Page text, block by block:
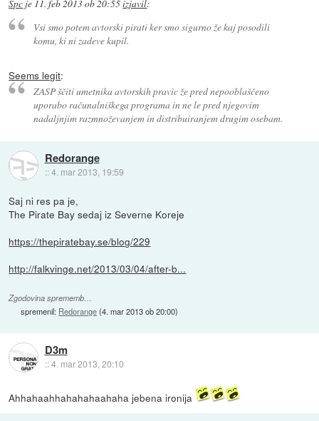
Spc je 11. feb 2013 ob 20:55izjavil:
Vsi smo potem avtorski pirati ker smo sigurno že kaj posodili
komu, ki ni zadeve kupil.
Seems legit:
ZASP ščiti umetnika avtorskih pravic že pred nepooblaščeno
uporabo računalniškega programa in ne le pred njegovim
nadaljnjim razmnoževanjem in distribuiranjem drugim osebam.
Redorange
::4. mar 2013, 19:59
Saj ni res pa je,
The Pirate Bay sedaj iz Severne Koreje
https://thepiratebay.se/blog/229
http://falkvinge.net/2013/03/04/after-b...
Zgodovina sprememb…
spremenil: Redorange(4. mar 2013 ob 20:00)
D3m
::4. mar 2013, 20:10
Ahhahaahhahahahaahaha jebena ironija